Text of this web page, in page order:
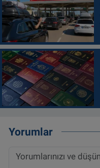
Yorumlar